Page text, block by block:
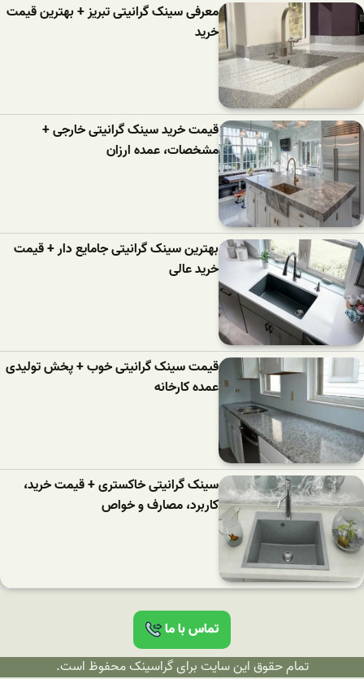
معرفی سینک گرانیتی تبریز + بهترین قیمت
خرید
قیمت خرید سینک گرانیتی خارجی +
مشخصات، عمده ارزان
بهترین سینک گرانیتی جامایع دار + قیمت
خرید عالی
قیمت سینک گرانیتی خوب + پخش تولیدی
عمده کارخانه
سینک گرانیتی خاکستری + قیمت خرید،
کاربرد، مصارف و خواص
تماس با ما
تمام حقوق این سایت برای گراسینک محفوظ است.